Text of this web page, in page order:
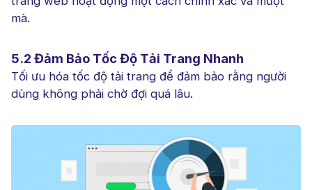
mà.
5.2 Đảm Bảo Tốc Độ Tải Trang Nhanh
Tối ưu hóa tốc độ tải trang để đảm bảo rằng người
dùng không phải chờ đợi quá lâu.